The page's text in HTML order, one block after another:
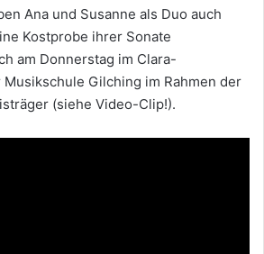
Ana und Susanne als Duo auch
Kostprobe ihrer Sonate
am Donnerstag im Clara-
Musikschule Gilching im Rahmen der
(siehe Video-Clip!).